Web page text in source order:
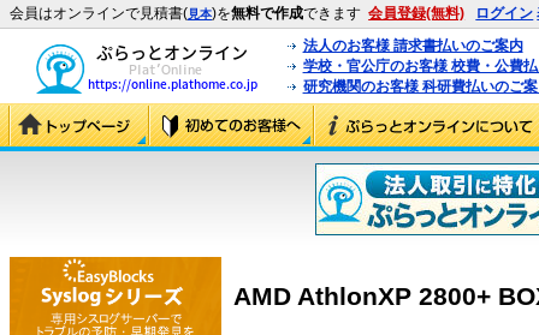
会員はオンラインで見積書(見本)を無料で作成できます 会員登録(無料) ログイン
法人のお客様 請求書払いのご案内
学校・官公庁のお客様 校費・公費
研究機関のお客様 科研費払いのご
AMD AthlonXP 2800+